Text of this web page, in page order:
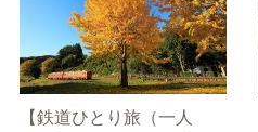
【鉄道ひとり旅（一人